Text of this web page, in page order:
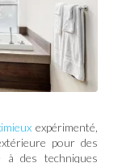
expérimenté,
pour des
des techniques